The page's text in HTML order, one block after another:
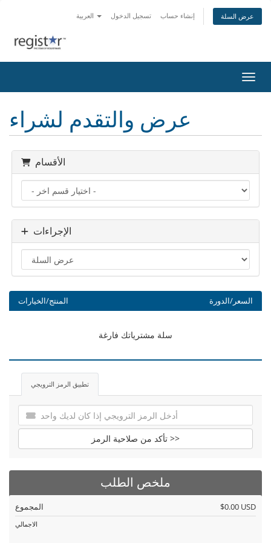
تسجيل الدخول إنشاء حساب عرض السلة
عرض والتقدم لشراء
الأقسام
الإجراءات
المنتج/الخيارات السعر/الدورة
سلة مشترياتك فارغة
تطبيق الرمز الترويجي
تأكد من صلاحية الرمز >>
ملخص الطلب
المجموع $0.00 USD
الاجمالي